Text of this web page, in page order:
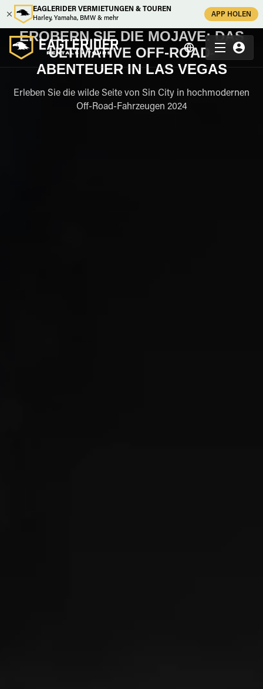
EAGLERIDER VERMIETUNGEN & TOUREN
Harley, Yamaha, BMW & mehr
APP HOLEN
EROBERN SIE DIE MOJAVE: DAS
ULTIMATIVE OFF-ROAD-
ABENTEUER IN LAS VEGAS
Erleben Sie die wilde Seite von Sin City in hochmodernen
Off-Road-Fahrzeugen 2024